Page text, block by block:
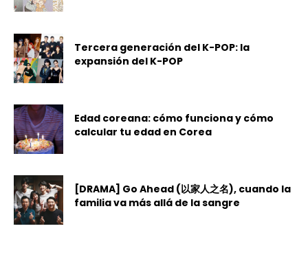
Tercera generación del K-POP: la
expansión del K-POP
Edad coreana: cómo funciona y cómo
calcular tu edad en Corea
[DRAMA] Go Ahead (以家人之名), cuando la
familia va más allá de la sangre